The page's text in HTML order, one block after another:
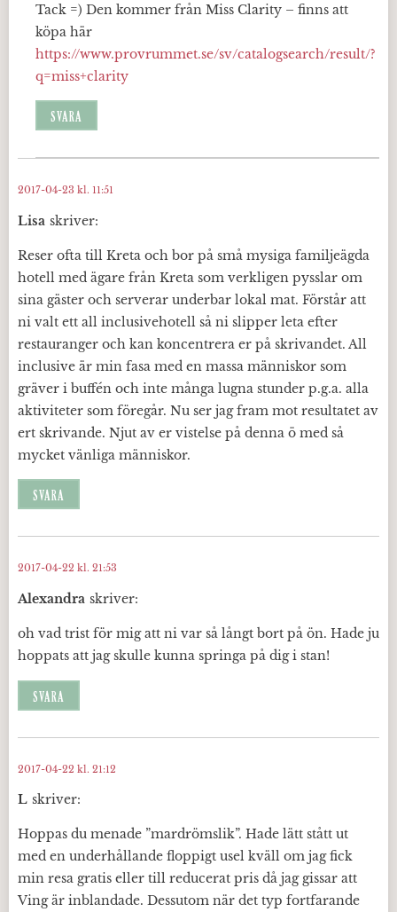
Tack =) Den kommer från Miss Clarity – finns att
köpa här
https://www.provrummet.se/sv/catalogsearch/result/?
q=miss+clarity
SVARA
Lisa skriver:
2017-04-23 kl. 11:51
Reser ofta till Kreta och bor på små mysiga familjeägda
hotell med ägare från Kreta som verkligen pysslar om
sina gäster och serverar underbar lokal mat. Förstår att
ni valt ett all inclusivehotell så ni slipper leta efter
restauranger och kan koncentrera er på skrivandet. All
inclusive är min fasa med en massa människor som
gräver i buffén och inte många lugna stunder p.g.a. alla
aktiviteter som föregår. Nu ser jag fram mot resultatet av
ert skrivande. Njut av er vistelse på denna ö med så
mycket vänliga människor.
SVARA
Alexandra skriver:
2017-04-22 kl. 21:53
oh vad trist för mig att ni var så långt bort på ön. Hade ju
hoppats att jag skulle kunna springa på dig i stan!
SVARA
L skriver:
2017-04-22 kl. 21:12
Hoppas du menade ”mardrömslik”. Hade lätt stått ut
med en underhållande floppigt usel kväll om jag fick
min resa gratis eller till reducerat pris då jag gissar att
Ving är inblandade. Dessutom när det typ fortfarande